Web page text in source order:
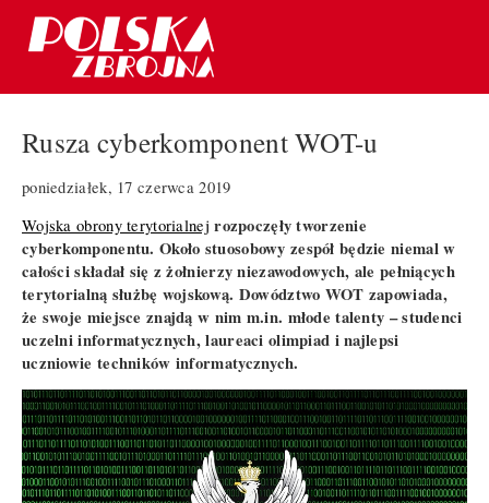
Rusza cyberkomponent WOT-u
poniedziałek, 17 czerwca 2019
Wojska obrony terytorialnej rozpoczęły tworzenie
cyberkomponentu. Około stuosobowy zespół będzie niemal w
całości składał się z żołnierzy niezawodowych, ale pełniących
terytorialną służbę wojskową. Dowództwo WOT zapowiada,
że swoje miejsce znajdą w nim m.in. młode talenty – studenci
uczelni informatycznych, laureaci olimpiad i najlepsi
uczniowie techników informatycznych.